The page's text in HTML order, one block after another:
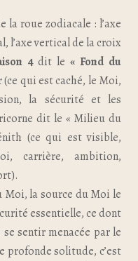
la roue zodiacale : l’axe
l’axe vertical de la croix
4dit le« Fond du
qui est caché, le Moi,
la sécurité et les
dit le « Milieu du
(ce qui est visible,
carrière, ambition,
Moi, la source du Moi le
essentielle, ce dont
sentir menacée par le
profonde solitude, c’est